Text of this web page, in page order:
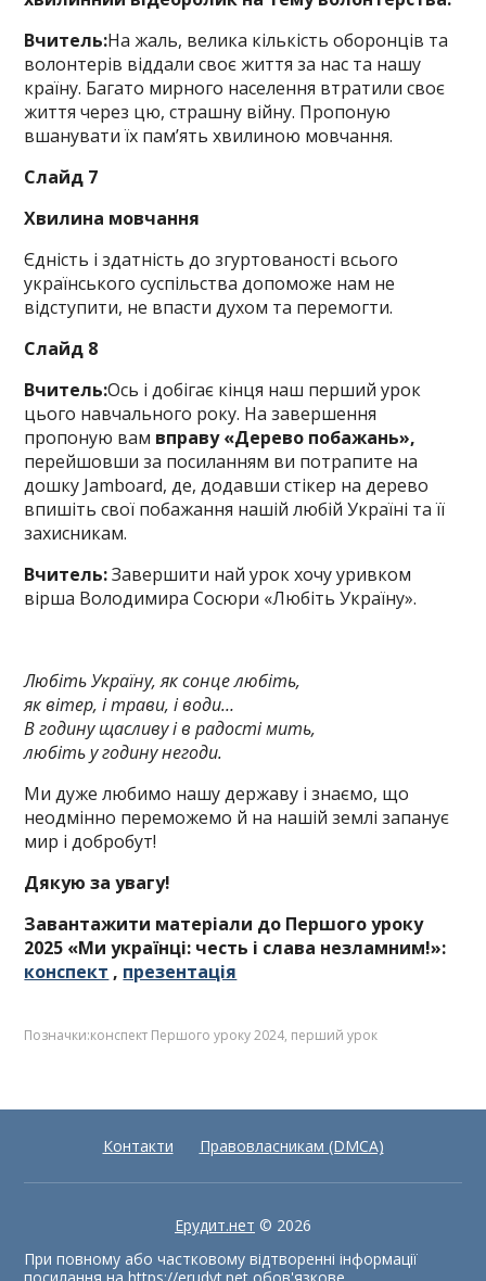
Вчитель:На жаль, велика кількість оборонців та
волонтерів віддали своє життя за нас та нашу
країну. Багато мирного населення втратили своє
життя через цю, страшну війну. Пропоную
вшанувати їх пам’ять хвилиною мовчання.
Слайд 7
Хвилина мовчання
Єдність і здатність до згуртованості всього
українського суспільства допоможе нам не
відступити, не впасти духом та перемогти.
Слайд 8
Вчитель:Ось і добігає кінця наш перший урок
цього навчального року. На завершення
пропоную вам вправу «Дерево побажань»,
перейшовши за посиланням ви потрапите на
дошку Jamboard, де, додавши стікер на дерево
впишіть свої побажання нашій любій Україні та її
захисникам.
Вчитель:Завершити най урок хочу уривком
вірша Володимира Сосюри «Любіть Україну».
Любіть Україну, як сонце любіть,
як вітер, і трави, і води…
В годину щасливу і в радості мить,
любіть у годину негоди.
Ми дуже любимо нашу державу і знаємо, що
неодмінно переможемо й на нашій землі запанує
мир і добробут!
Дякую за увагу!
Завантажити матеріали до Першого уроку
2025 «Ми українці: честь і слава незламним!»:
конспект , презентація
Позначки:конспект Першого уроку 2024, перший урок
Контакти Правовласникам (DMCA)
Ерудит.нет © 2026
При повному або частковому відтворенні інформації